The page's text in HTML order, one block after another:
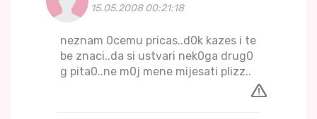
15.05.2008 00:21:18
neznam 0cemu pricas..d0k kazes i te
be znaci..da si ustvari nek0ga drug0
g pita0..ne m0j mene mijesati plizz..